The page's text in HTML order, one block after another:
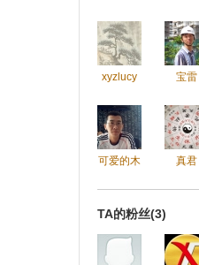
xyzlucy 宝雷
可爱的木 真君
TA的粉丝(3)